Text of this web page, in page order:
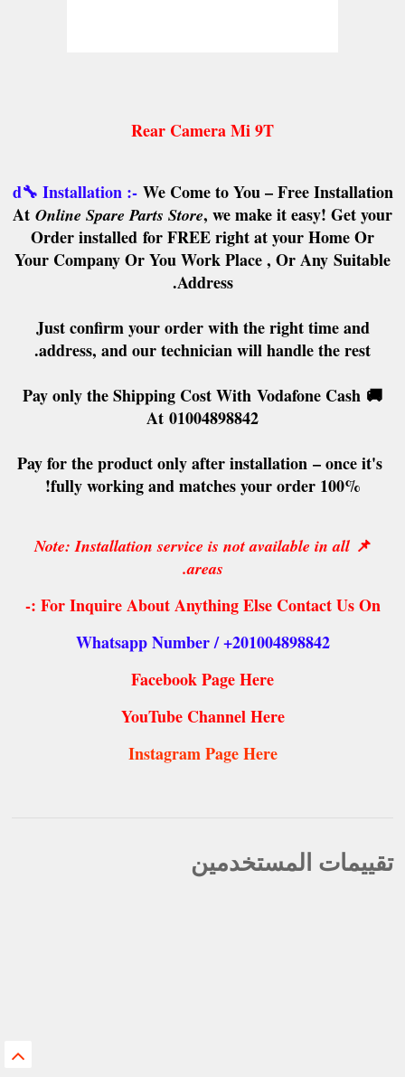
Rear Camera Mi 9T
d🔧 Installation :- We Come to You – Free Installation
At Online Spare Parts Store, we make it easy! Get your
Order installed for FREE right at your Home Or
Your Company Or You Work Place , Or Any Suitable
Address
.
Just confirm your order with the right time and
address, and our technician will handle the rest.
🚚
Pay only the Shipping Cost With Vodafone Cash
At 01004898842
Pay for the product only after installation – once it's
fully working and matches your order 100%!
📌
Note: Installation service is not available in all
areas.
For Inquire About Anything Else Contact Us On :-
Whatsapp Number / +201004898842
Facebook Page Here
YouTube Channel Here
Instagram Page Here
تقييمات المستخدمين